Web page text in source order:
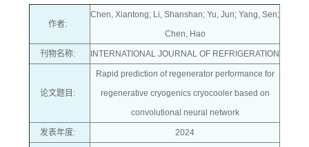
作者:
Chen, Xiantong; Li, Shanshan; Yu, Jun; Yang, Sen;
Chen, Hao
刊物名称: INTERNATIONAL JOURNAL OF REFRIGERATION
论文题目:
Rapid prediction of regenerator performance for
regenerative cryogenics cryocooler based on
convolutional neural network
发表年度: 2024